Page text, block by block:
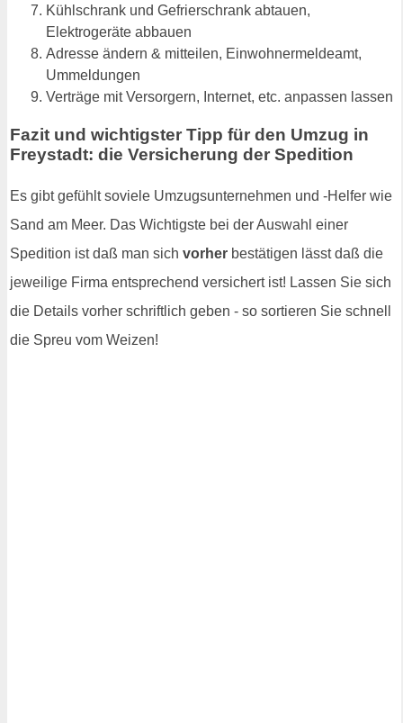
Kühlschrank und Gefrierschrank abtauen,
Elektrogeräte abbauen
Adresse ändern & mitteilen, Einwohnermeldeamt,
Ummeldungen
Verträge mit Versorgern, Internet, etc. anpassen lassen
Fazit und wichtigster Tipp für den Umzug in
Freystadt: die Versicherung der Spedition
Es gibt gefühlt soviele Umzugsunternehmen und -Helfer wie
Sand am Meer. Das Wichtigste bei der Auswahl einer
Spedition ist daß man sich vorher bestätigen lässt daß die
jeweilige Firma entsprechend versichert ist! Lassen Sie sich
die Details vorher schriftlich geben - so sortieren Sie schnell
die Spreu vom Weizen!